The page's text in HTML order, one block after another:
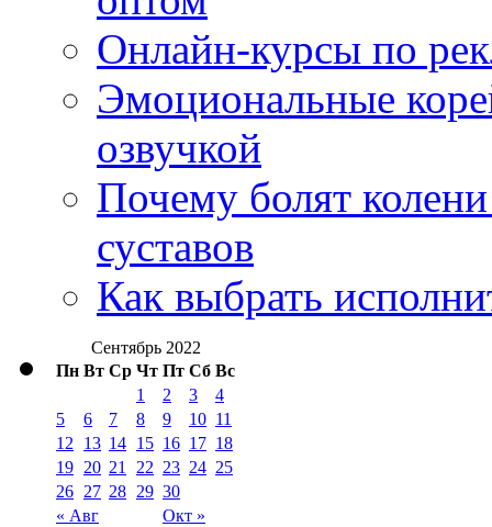
Онлайн-курсы по
Эмоциональные
озвучкой
Почему болят
суставов
Как выбрать
Сентябрь 2022
Пн Вт Ср Чт Пт Сб Вс
« Авг Окт »
1 2 3
4
5
6 7 8 9 10 11
12 13 14 15 16 17 18
19 20 21 22 23 24 25
26 27 28 29 30